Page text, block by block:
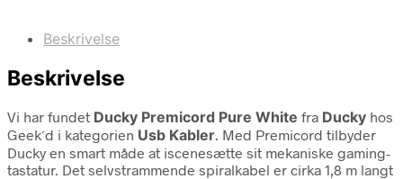
Beskrivelse
Beskrivelse
Vi har fundet Ducky Premicord Pure White fra Ducky hos
Geek´d i kategorien Usb Kabler. Med Premicord tilbyder
Ducky en smart måde at iscenesætte sit mekaniske gaming-
tastatur. Det selvstrammende spiralkabel er cirka 1,8 m langt